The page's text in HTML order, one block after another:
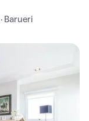
Barueri